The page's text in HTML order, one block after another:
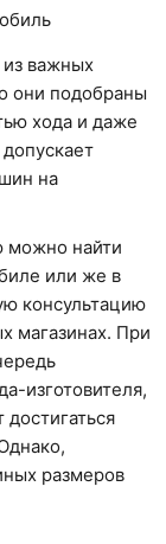
из важных
они подобраны
хода и даже
на
можно найти
или же в
консультацию
магазинах. При
изготовителя,
размеров